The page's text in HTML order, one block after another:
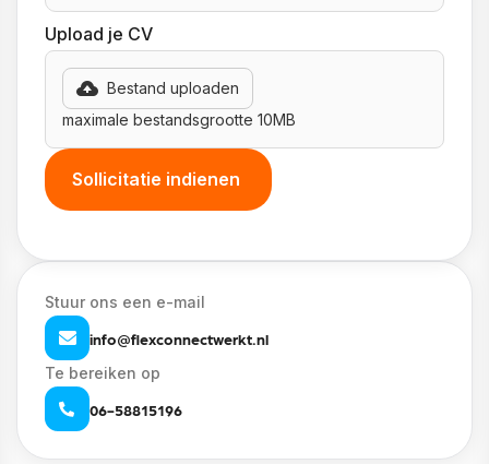
Upload je CV
Bestand uploaden
maximale bestandsgrootte 10MB
Stuur ons een e-mail
info@flexconnectwerkt.nl
Te bereiken op
06-58815196